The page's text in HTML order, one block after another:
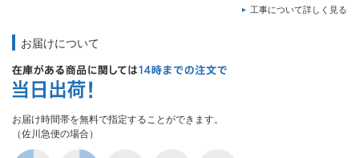
工事について詳しく見る
お届けについて
お届け時間帯を無料で指定することができます。
（佐川急便の場合）